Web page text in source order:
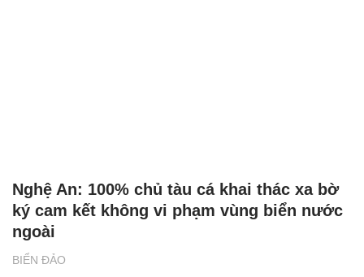
BIỂN ĐẢO
Nghệ An: 100% chủ tàu cá khai thác xa bờ
ký cam kết không vi phạm vùng biển nước
ngoài